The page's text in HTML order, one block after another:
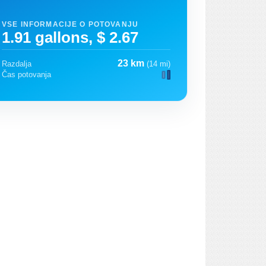
VSE INFORMACIJE O POTOVANJU
1.91 gallons, $ 2.67
Razdalja 23 km (14 mi)
Čas potovanja